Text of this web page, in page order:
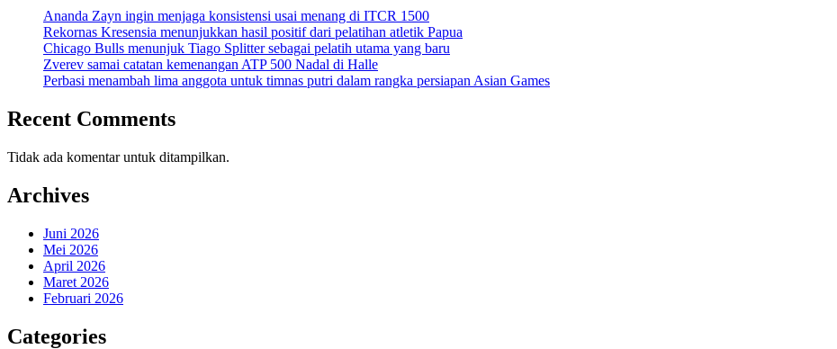
Ananda Zayn ingin menjaga konsistensi usai menang di ITCR 1500
Rekornas Kresensia menunjukkan hasil positif dari pelatihan atletik Papua
Chicago Bulls menunjuk Tiago Splitter sebagai pelatih utama yang baru
Zverev samai catatan kemenangan ATP 500 Nadal di Halle
Perbasi menambah lima anggota untuk timnas putri dalam rangka persiapan Asian Games
Recent Comments
Tidak ada komentar untuk ditampilkan.
Archives
Juni 2026
Mei 2026
April 2026
Maret 2026
Februari 2026
Categories